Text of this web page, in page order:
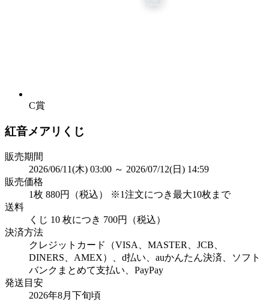
C賞
紅音メアリくじ
販売期間
2026/06/11(木) 03:00 ～ 2026/07/12(日) 14:59
販売価格
1枚 880円（税込） ※1注文につき最大10枚まで
送料
くじ 10 枚につき 700円（税込）
決済方法
クレジットカード（VISA、MASTER、JCB、
DINERS、AMEX）、d払い、auかんたん決済、ソフト
バンクまとめて支払い、PayPay
発送目安
2026年8月下旬頃